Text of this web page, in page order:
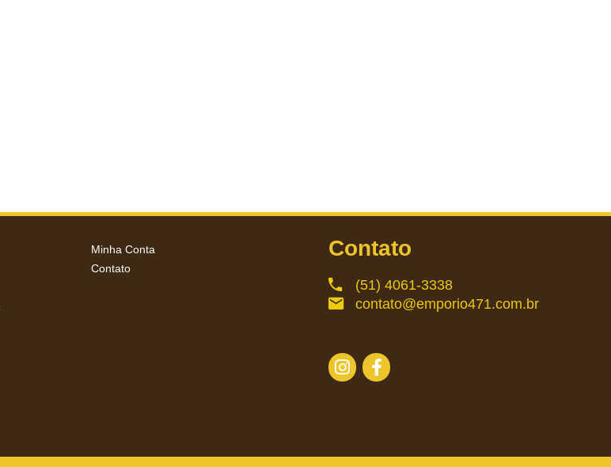
Minha Conta
Contato
Contato
(51) 4061-3338
contato@emporio471.com.br